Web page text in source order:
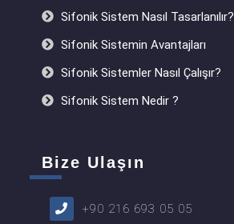
Sifonik Sistem Nasıl Tasarlanılır?
Sifonik Sistemin Avantajları
Sifonik Sistemler Nasıl Çalışır?
Sifonik Sistem Nedir ?
Bize Ulaşın
+90 216 693 05 05